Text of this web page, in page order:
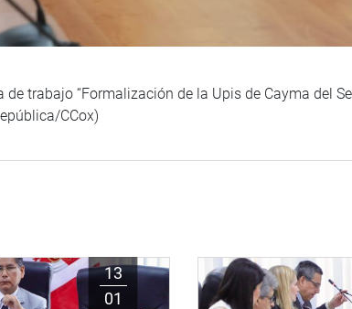
trabajo “Formalización de la Upis de Cayma del
CCox)
13
01